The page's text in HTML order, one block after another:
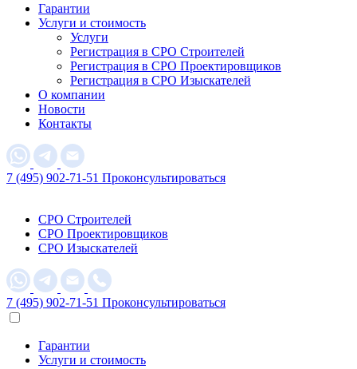
Гарантии
Услуги и стоимость
Услуги
Регистрация в СРО Строителей
Регистрация в СРО Проектировщиков
Регистрация в СРО Изыскателей
О компании
Новости
Контакты
7 (495) 902-71-51 Проконсультироваться
СРО Строителей
СРО Проектировщиков
СРО Изыскателей
7 (495) 902-71-51 Проконсультироваться
Гарантии
Услуги и стоимость